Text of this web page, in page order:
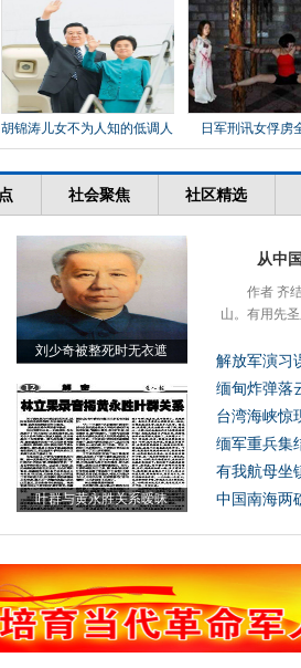
胡锦涛儿女不为人知的低调人 日军刑讯女俘虏